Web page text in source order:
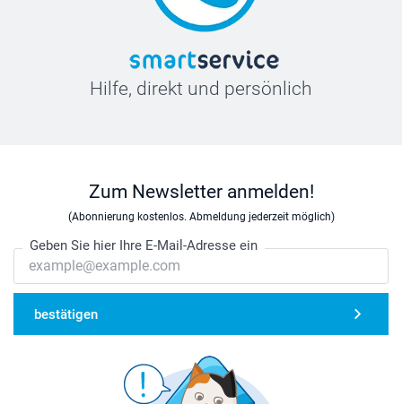
Hilfe, direkt und persönlich
Zum Newsletter anmelden!
(Abonnierung kostenlos. Abmeldung jederzeit möglich)
Geben Sie hier Ihre E-Mail-Adresse ein
bestätigen